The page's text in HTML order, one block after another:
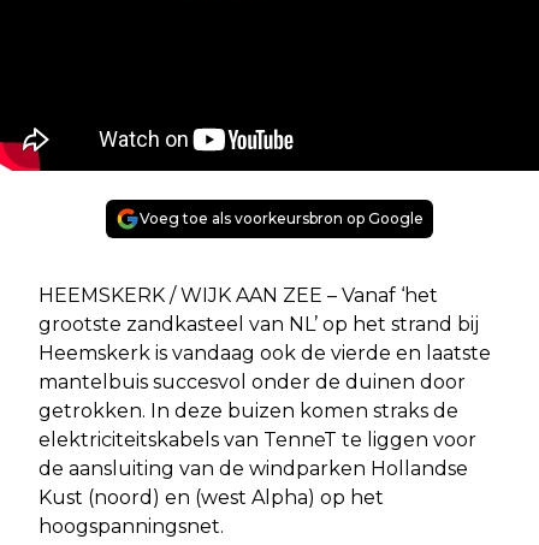
Voeg toe als voorkeursbron op Google
HEEMSKERK / WIJK AAN ZEE – Vanaf ‘het
grootste zandkasteel van NL’ op het strand bij
Heemskerk is vandaag ook de vierde en laatste
mantelbuis succesvol onder de duinen door
getrokken. In deze buizen komen straks de
elektriciteitskabels van TenneT te liggen voor
de aansluiting van de windparken Hollandse
Kust (noord) en (west Alpha) op het
hoogspanningsnet.